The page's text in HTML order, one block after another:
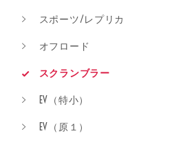
スポーツ/レプリカ
オフロード
スクランブラー
EV（特小）
EV（原１）